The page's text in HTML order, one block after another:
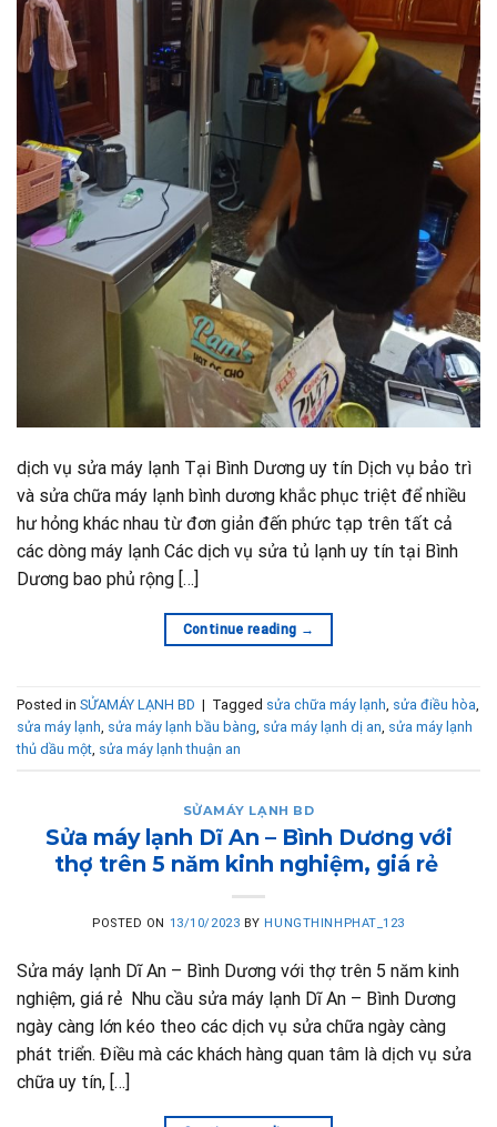
dịch vụ sửa máy lạnh Tại Bình Dương uy tín Dịch vụ bảo trì
và sửa chữa máy lạnh bình dương khắc phục triệt để nhiều
hư hỏng khác nhau từ đơn giản đến phức tạp trên tất cả
các dòng máy lạnh Các dịch vụ sửa tủ lạnh uy tín tại Bình
Dương bao phủ rộng […]
Continue reading →
Posted in SỬAMÁY LẠNH BD | Tagged sửa chữa máy lạnh, sửa điều hòa,
sửa máy lạnh, sửa máy lạnh bầu bàng, sửa máy lạnh dị an, sửa máy lạnh
thủ dầu một, sửa máy lạnh thuận an
SỬAMÁY LẠNH BD
Sửa máy lạnh Dĩ An – Bình Dương với
thợ trên 5 năm kinh nghiệm, giá rẻ
POSTED ON 13/10/2023 BY HUNGTHINHPHAT_123
Sửa máy lạnh Dĩ An – Bình Dương với thợ trên 5 năm kinh
nghiệm, giá rẻ Nhu cầu sửa máy lạnh Dĩ An – Bình Dương
ngày càng lớn kéo theo các dịch vụ sửa chữa ngày càng
phát triển. Điều mà các khách hàng quan tâm là dịch vụ sửa
chữa uy tín, […]